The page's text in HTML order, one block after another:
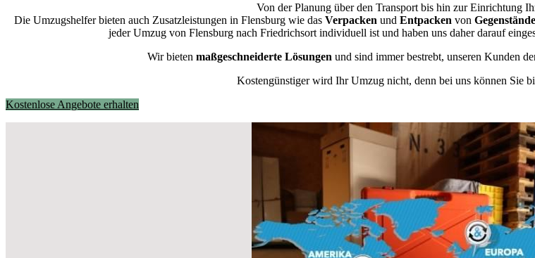
Von der Planung über den Transport bis hin zur Einrichtung
Die Umzugshelfer bieten auch Zusatzleistungen in Flensburg wie das Verpacken und Entpacken von
jeder Umzug von Flensburg nach Friedrichsort individuell ist und haben uns daher darauf
Wir bieten maßgeschneiderte Lösungen und sind immer bestrebt, unseren Kunden
Kostengünstiger wird Ihr Umzug nicht, denn bei uns können Sie
Kostenlose Angebote erhalten